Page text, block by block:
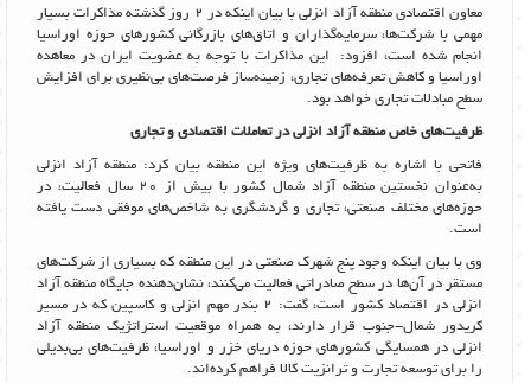
معاون اقتصادی منطقه آزاد انزلی با بیان اینکه در 2 روز گذشته مذاکرات بسیار
مهمی با شرکت‌ها، سرمایه‌گذاران و اتاق‌های بازرگانی کشورهای حوزه اوراسیا
انجام شده است، افزود: این مذاکرات با توجه به عضویت ایران در معاهده
اوراسیا و کاهش تعرفه‌های تجاری، زمینه‌ساز فرصت‌های بی‌نظیری برای افزایش
سطح مبادلات تجاری خواهد بود.
ظرفیت‌های خاص منطقه آزاد انزلی در تعاملات اقتصادی و تجاری
فاتحی با اشاره به ظرفیت‌های ویژه این منطقه بیان کرد: منطقه آزاد انزلی
به‌عنوان نخستین منطقه آزاد شمال کشور با بیش از 20 سال فعالیت، در
حوزه‌های مختلف صنعتی، تجاری و گردشگری به شاخص‌های موفقی دست یافته
است.
وی با بیان اینکه وجود پنج شهرک صنعتی در این منطقه که بسیاری از شرکت‌های
مستقر در آن‌ها در سطح صادراتی فعالیت می‌کنند، نشان‌دهنده جایگاه منطقه آزاد
انزلی در اقتصاد کشور است، گفت: 2 بندر مهم انزلی و کاسپین که در مسیر
کریدور شمال-جنوب قرار دارند، به همراه موقعیت استراتژیک منطقه آزاد
انزلی در همسایگی کشورهای حوزه دریای خزر و اوراسیا، ظرفیت‌های بی‌بدیلی
را برای توسعه تجارت و ترانزیت کالا فراهم کرده‌اند.